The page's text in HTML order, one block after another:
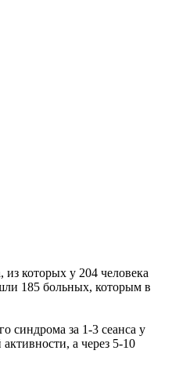
из которых у 204 человека
185 больных, которым в
синдрома за 1-3 сеанса у
а через 5-10